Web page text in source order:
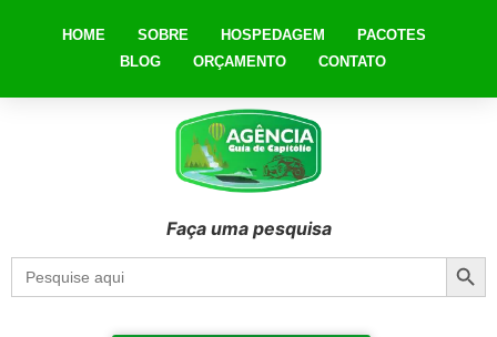
HOME SOBRE HOSPEDAGEM
PACOTES
BLOG
ORÇAMENTO CONTATO
Faça uma pesquisa
Search
for: